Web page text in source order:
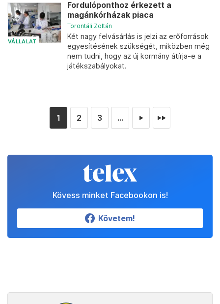
VÁLLALAT
Fordulóponthoz érkezett a
magánkórházak piaca
Torontáli Zoltán
Két nagy felvásárlás is jelzi az erőforrások
egyesítésének szükségét, miközben még
nem tudni, hogy az új kormány átírja-e a
játékszabályokat.
1 2 3 ... ► ►►
Kövess minket Facebookon is!
Követem!